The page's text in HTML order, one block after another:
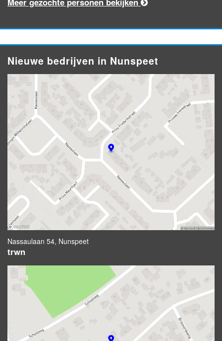
Nieuwe bedrijven in Nunspeet
Nassaulaan 54, Nunspeet
trwn